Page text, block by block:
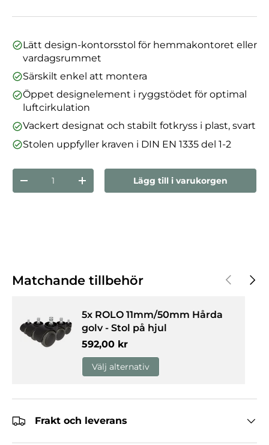
Lätt design-kontorsstol för hemmakontoret eller
vardagsrummet
Särskilt enkel att montera
Öppet designelement i ryggstödet för optimal
luftcirkulation
Vackert designat och stabilt fotkryss i plast, svart
Stolen uppfyller kraven i DIN EN 1335 del 1-2
nummer
Minska mängdenÖka kvantitetenLägg till i varukorgen
Matchande tillbehör Nästa
5x ROLO 11mm/50mm Hårda
golv - Stol på hjul
Normalpris
592,00 kr
Välj alternativ
Frakt och leverans